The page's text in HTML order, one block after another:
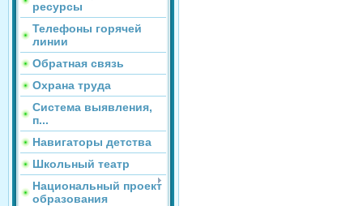
ресурсы
Телефоны горячей
линии
Обратная связь
Охрана труда
Система выявления,
п...
Навигаторы детства
Школьный театр
Национальный проект
образования